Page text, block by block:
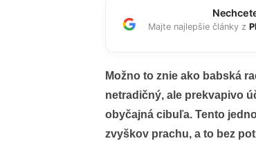
Majte najlepšie články z
Možno to znie ako babská
netradičný, ale prekvapivo
obyčajná cibuľa. Tento
zvyškov prachu, a to bez